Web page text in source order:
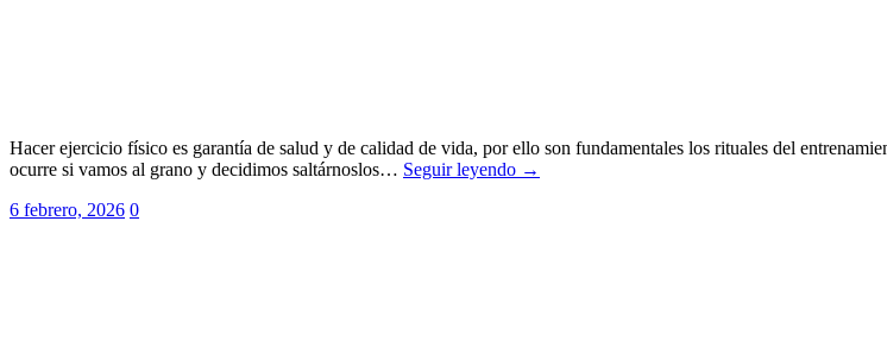
Hacer ejercicio físico es garantía de salud y de calidad de vida, por ello son fundamentales los rituales del
ocurre si vamos al grano y decidimos saltárnoslos… Seguir leyendo →
6 febrero, 2026 0